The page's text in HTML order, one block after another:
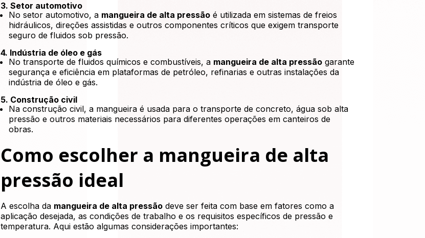
3. Setor automotivo
No setor automotivo, a mangueira de alta pressão é utilizada em sistemas de freios
hidráulicos, direções assistidas e outros componentes críticos que exigem transporte
seguro de fluidos sob pressão.
4. Indústria de óleo e gás
No transporte de fluidos químicos e combustíveis, a mangueira de alta pressão garante
segurança e eficiência em plataformas de petróleo, refinarias e outras instalações da
indústria de óleo e gás.
5. Construção civil
Na construção civil, a mangueira é usada para o transporte de concreto, água sob alta
pressão e outros materiais necessários para diferentes operações em canteiros de
obras.
Como escolher a mangueira de alta
pressão ideal
A escolha da mangueira de alta pressão deve ser feita com base em fatores como a
aplicação desejada, as condições de trabalho e os requisitos específicos de pressão e
temperatura. Aqui estão algumas considerações importantes: